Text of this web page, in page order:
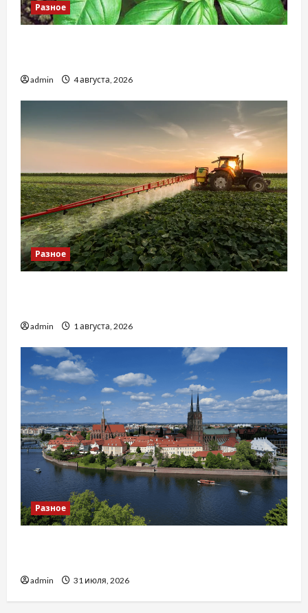
Разное
admin 4 августа, 2026
Разное
admin 1 августа, 2026
Разное
admin 31 июля, 2026